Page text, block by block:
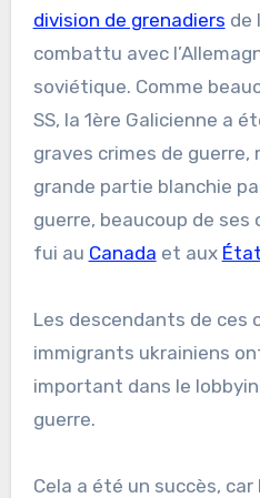
division de grenadiers de
combattu avec
soviétique. Comme
SS, la 1ère Galicienne a
graves crimes de guerre,
grande partie blanchie
guerre, beaucoup de
fui au Canada et aux
Les descendants de ces
immigrants ukrainiens
important dans le
guerre.
Cela a été un succès,